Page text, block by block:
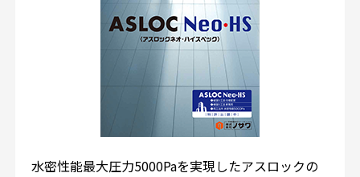
水密性能最大圧力5000Paを実現したアスロックの